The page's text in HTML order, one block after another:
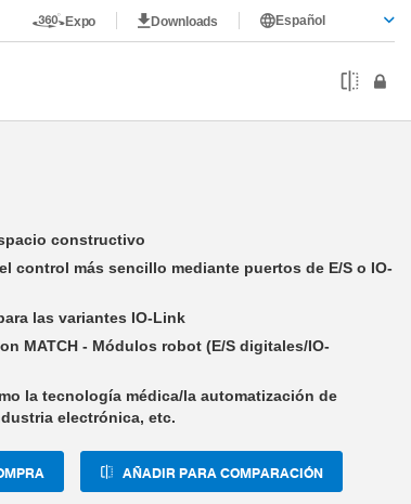
Expo Downloads Español
LWR50L-23-00002-A
constructivo
control más sencillo mediante puertos de E/S o IO-
las variantes IO-Link
MATCH - Módulos robot (E/S digitales/IO-
la tecnología médica/la automatización de
electrónica, etc.
AÑADIR PARA COMPARACIÓN